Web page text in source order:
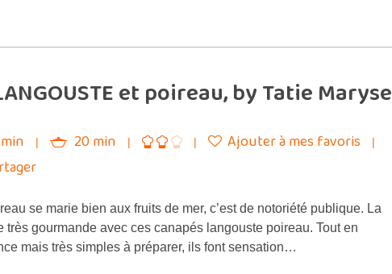
et poireau, by Tatie Maryse
20 min
Ajouter à mes favoris
se marie bien aux fruits de mer, c’est de notoriété publique. La
très gourmande avec ces canapés langouste poireau. Tout en
mais très simples à préparer, ils font sensation…